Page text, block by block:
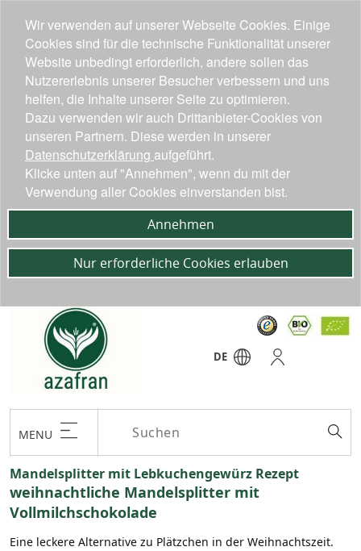
DE
MENU
Mandelsplitter mit Lebkuchengewürz Rezept
weihnachtliche Mandelsplitter mit
Vollmilchschokolade
Eine leckere Alternative zu Plätzchen in der Weihnachtszeit.
Wir verwenden auf unserer Webseite Cookies. Einige
Cookies sind für die technische Funktionalität unserer
Website unbedingt erforderlich, andere sollen das
Nutzererlebnis unserer Besucher verbessern und uns
helfen, die Inhalte unserer Seite zu optimieren.
Dazu verwenden wir auch Drittanbieter-Cookies von
unseren Partnern. Diese werden in unserer
Datenschutzerklärung aufgeführt.
Klicke unten auf "Annehmen", wenn du mit der
Verwendung aller Cookies einverstanden bist.
Annehmen
Nur erforderliche Cookies erlauben